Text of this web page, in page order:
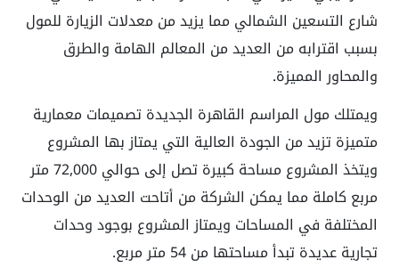
شارع التسعين الشمالي مما يزيد من معدلات الزيارة للمول
بسبب اقترابه من العديد من المعالم الهامة والطرق
والمحاور المميزة.
ويمتلك مول المراسم القاهرة الجديدة تصميمات معمارية
متميزة تزيد من الجودة العالية التي يمتاز بها المشروع
ويتخذ المشروع مساحة كبيرة تصل إلى حوالي 72,000 متر
مربع كاملة مما يمكن الشركة من أتاحت العديد من الوحدات
المختلفة في المساحات ويمتاز المشروع بوجود وحدات
تجارية عديدة تبدأ مساحتها من 54 متر مربع.